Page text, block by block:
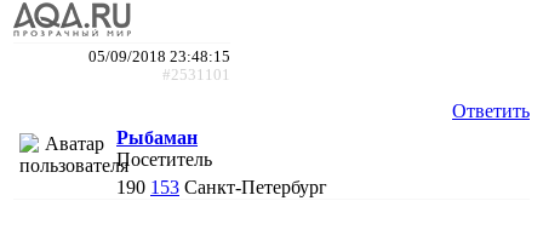
05/09/2018 23:48:15
#2531101
Ответить
Рыбаман
Посетитель
190 153 Санкт-Петербург